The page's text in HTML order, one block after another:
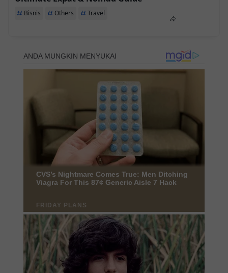
Bisnis Others Travel